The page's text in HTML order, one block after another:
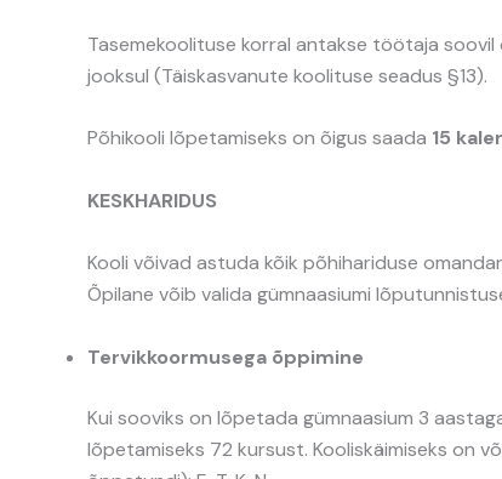
Tasemekoolituse korral antakse töötaja
jooksul (Täiskasvanute koolituse seadus §13).
Põhikooli lõpetamiseks on õigus saada 15
KESKHARIDUS
Kooli võivad astuda kõik põhihariduse
Õpilane võib valida gümnaasiumi
Tervikkoormusega õppimine
Kui sooviks on lõpetada gümnaasium 3
lõpetamiseks 72 kursust. Kooliskäimiseks on